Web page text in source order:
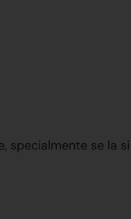
specialmente se la